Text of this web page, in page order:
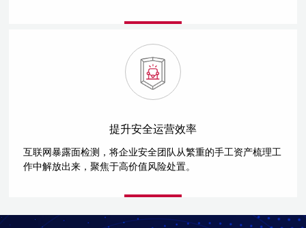
提升安全运营效率
互联网暴露面检测，将企业安全团队从繁重的手工资产梳理工
作中解放出来，聚焦于高价值风险处置。